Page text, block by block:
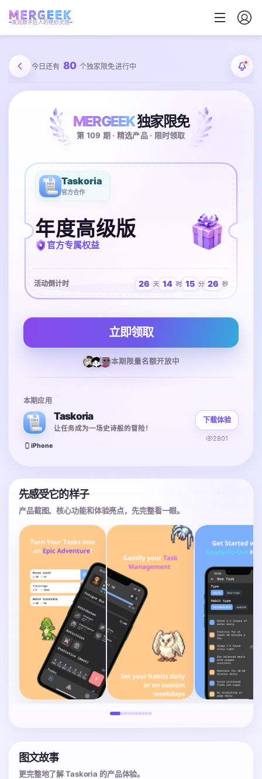
发现数字匠人的绝妙灵感
今日还有 80 个独家限免进行中
MERGEEK独家限免
第 109 期 · 精选产品 · 限时领取
Taskoria
官方合作
年度高级版
官方专属权益
活动倒计时 26 天 14 时 15 分 26 秒
立即领取
本期限量名额开放中
本期应用
Taskoria
让任务成为一场史诗般的冒险！
iPhone
下载体验
2801
先感受它的样子
产品截图、核心功能和体验亮点，先完整看一眼。
图文故事
更完整地了解 Taskoria 的产品体验。